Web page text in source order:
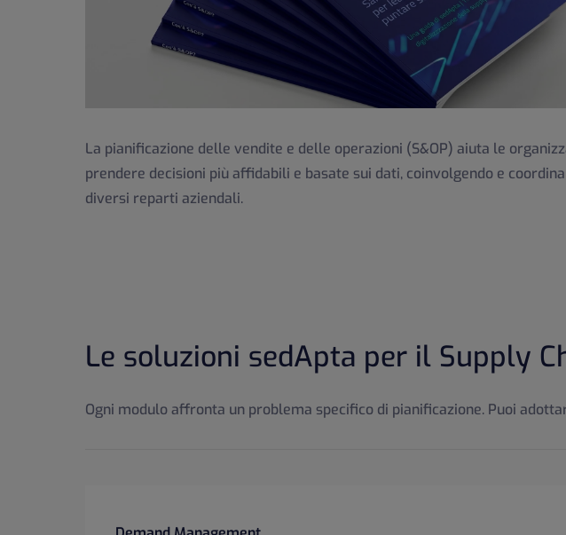
La pianificazione delle vendite e delle operazioni (S&OP) aiuta le
prendere decisioni più affidabili e basate sui dati, coinvolgendo e
diversi reparti aziendali.
Le soluzioni sedApta per il Supply
Ogni modulo affronta un problema specifico di pianificazione. Puoi